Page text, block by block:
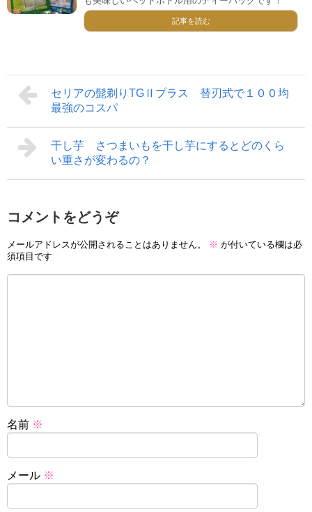
記事を読む
セリアの髭剃りTGⅡプラス 替刃式で１００均
最強のコスパ
干し芋 さつまいもを干し芋にするとどのくら
い重さが変わるの？
コメントをどうぞ
メールアドレスが公開されることはありません。 ※ が付いている欄は必
須項目です
名前 ※
メール ※